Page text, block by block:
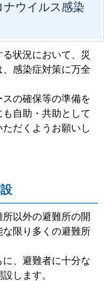
ウイルス感染
状況において、災
感染症対策に万全
の確保等の準備を
自助・共助として
だくようお願いし
以外の避難所の開
限り多くの避難所
、避難者に十分な
します。